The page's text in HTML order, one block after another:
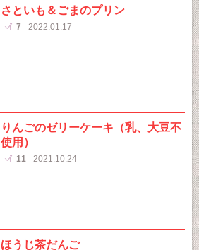
さといも＆ごまのプリン
7 2022.01.17
りんごのゼリーケーキ（乳、大豆不
使用）
11 2021.10.24
ほうじ茶だんご